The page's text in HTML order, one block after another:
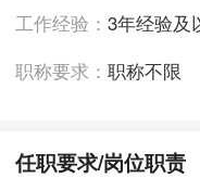
工作经验：3年经验及
职称要求：职称不限
任职要求/岗位职责